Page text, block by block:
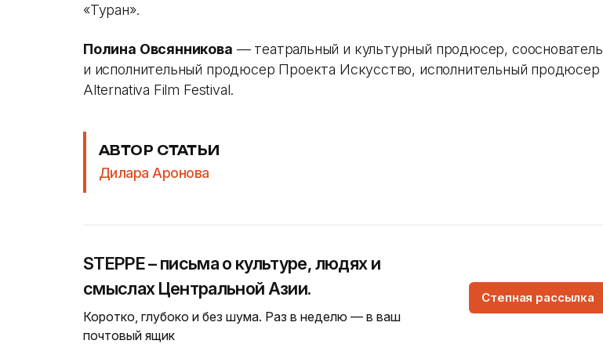
«Туран».
Полина Овсянникова — театральный и культурный продюсер, сооснователь
и исполнительный продюсер Проекта Искусство, исполнительный продюсер
Alternativa Film Festival.
АВТОР СТАТЬИ
Дилара Аронова
STEPPE – письма о культуре, людях и
смыслах Центральной Азии.
Коротко, глубоко и без шума. Раз в неделю — в ваш
почтовый ящик
Степная рассылка